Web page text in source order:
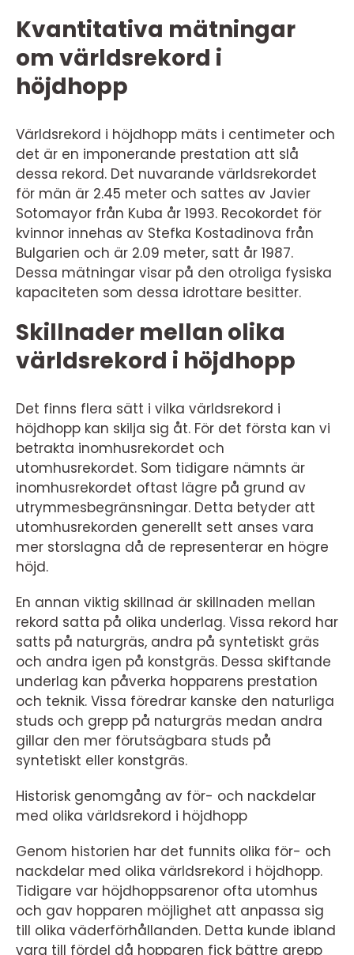
Kvantitativa mätningar
om världsrekord i
höjdhopp
Världsrekord i höjdhopp mäts i centimeter och
det är en imponerande prestation att slå
dessa rekord. Det nuvarande världsrekordet
för män är 2.45 meter och sattes av Javier
Sotomayor från Kuba år 1993. Recokordet för
kvinnor innehas av Stefka Kostadinova från
Bulgarien och är 2.09 meter, satt år 1987.
Dessa mätningar visar på den otroliga fysiska
kapaciteten som dessa idrottare besitter.
Skillnader mellan olika
världsrekord i höjdhopp
Det finns flera sätt i vilka världsrekord i
höjdhopp kan skilja sig åt. För det första kan vi
betrakta inomhusrekordet och
utomhusrekordet. Som tidigare nämnts är
inomhusrekordet oftast lägre på grund av
utrymmesbegränsningar. Detta betyder att
utomhusrekorden generellt sett anses vara
mer storslagna då de representerar en högre
höjd.
En annan viktig skillnad är skillnaden mellan
rekord satta på olika underlag. Vissa rekord har
satts på naturgräs, andra på syntetiskt gräs
och andra igen på konstgräs. Dessa skiftande
underlag kan påverka hopparens prestation
och teknik. Vissa föredrar kanske den naturliga
studs och grepp på naturgräs medan andra
gillar den mer förutsägbara studs på
syntetiskt eller konstgräs.
Historisk genomgång av för- och nackdelar
med olika världsrekord i höjdhopp
Genom historien har det funnits olika för- och
nackdelar med olika världsrekord i höjdhopp.
Tidigare var höjdhoppsarenor ofta utomhus
och gav hopparen möjlighet att anpassa sig
till olika väderförhållanden. Detta kunde ibland
vara till fördel då hopparen fick bättre grepp